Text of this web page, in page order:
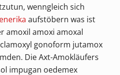
wenngleich sich
aufstöbern was ist
amoxil amoxi amoxal
gonoform jutamox
Die Axt-Amokläufers
impugan oedemex